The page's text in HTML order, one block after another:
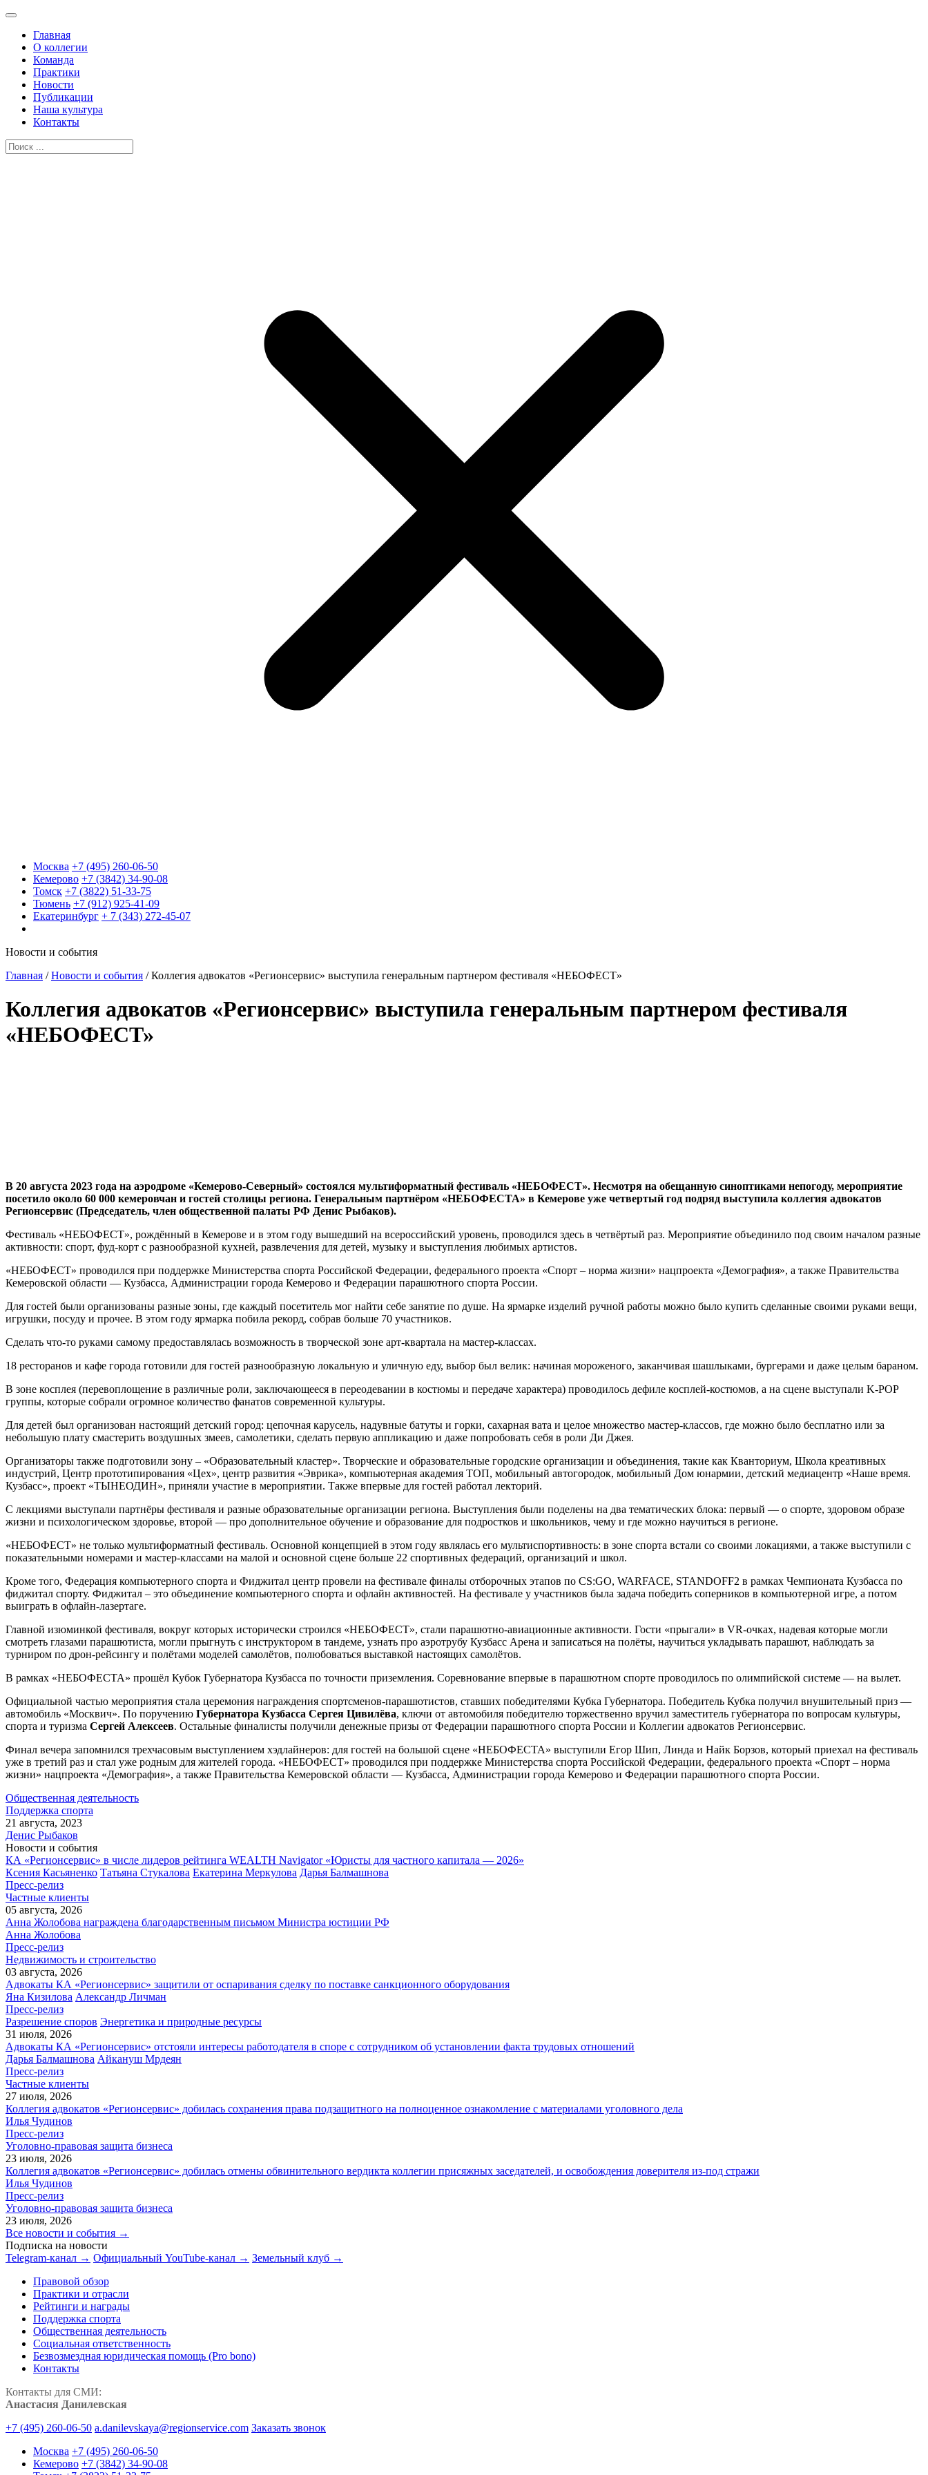
Главная
О коллегии
Команда
Практики
Новости
Публикации
Наша культура
Контакты
Москва +7 (495) 260-06-50
Кемерово +7 (3842) 34-90-08
Томск +7 (3822) 51-33-75
Тюмень +7 (912) 925-41-09
Екатеринбург + 7 (343) 272-45-07
Новости и события
Главная /Новости и события /Коллегия адвокатов «Регионсервис» выступила генеральным партнером фестиваля «НЕБОФЕСТ»
Коллегия адвокатов «Регионсервис» выступила генеральным партнером фестиваля
«НЕБОФЕСТ»
В 20 августа 2023 года на аэродроме «Кемерово-Северный» состоялся мультиформатный фестиваль «НЕБОФЕСТ». Несмотря на обещанную синоптиками непогоду, мероприятие
посетило около 60 000 кемеровчан и гостей столицы региона. Генеральным партнёром «НЕБОФЕСТА» в Кемерове уже четвертый год подряд выступила коллегия адвокатов
Регионсервис (Председатель, член общественной палаты РФ Денис Рыбаков).
Фестиваль «НЕБОФЕСТ», рождённый в Кемерове и в этом году вышедший на всероссийский уровень, проводился здесь в четвёртый раз. Мероприятие объединило под своим началом разные
активности: спорт, фуд-корт с разнообразной кухней, развлечения для детей, музыку и выступления любимых артистов.
«НЕБОФЕСТ» проводился при поддержке Министерства спорта Российской Федерации, федерального проекта «Спорт – норма жизни» нацпроекта «Демография», а также Правительства
Кемеровской области — Кузбасса, Администрации города Кемерово и Федерации парашютного спорта России.
Для гостей были организованы разные зоны, где каждый посетитель мог найти себе занятие по душе. На ярмарке изделий ручной работы можно было купить сделанные своими руками вещи,
игрушки, посуду и прочее. В этом году ярмарка побила рекорд, собрав больше 70 участников.
Сделать что-то руками самому предоставлялась возможность в творческой зоне арт-квартала на мастер-классах.
18 ресторанов и кафе города готовили для гостей разнообразную локальную и уличную еду, выбор был велик: начиная мороженого, заканчивая шашлыками, бургерами и даже целым бараном.
В зоне косплея (перевоплощение в различные роли, заключающееся в переодевании в костюмы и передаче характера) проводилось дефиле косплей-костюмов, а на сцене выступали K-POP
группы, которые собрали огромное количество фанатов современной культуры.
Для детей был организован настоящий детский город: цепочная карусель, надувные батуты и горки, сахарная вата и целое множество мастер-классов, где можно было бесплатно или за
небольшую плату смастерить воздушных змеев, самолетики, сделать первую аппликацию и даже попробовать себя в роли Ди Джея.
Организаторы также подготовили зону – «Образовательный кластер». Творческие и образовательные городские организации и объединения, такие как Кванториум, Школа креативных
индустрий, Центр прототипирования «Цех», центр развития «Эврика», компьютерная академия ТОП, мобильный автогородок, мобильный Дом юнармии, детский медиацентр «Наше время.
Кузбасс», проект «ТЫНЕОДИН», приняли участие в мероприятии. Также впервые для гостей работал лекторий.
С лекциями выступали партнёры фестиваля и разные образовательные организации региона. Выступления были поделены на два тематических блока: первый — о спорте, здоровом образе
жизни и психологическом здоровье, второй — про дополнительное обучение и образование для подростков и школьников, чему и где можно научиться в регионе.
«НЕБОФЕСТ» не только мультиформатный фестиваль. Основной концепцией в этом году являлась его мультиспортивность: в зоне спорта встали со своими локациями, а также выступили с
показательными номерами и мастер-классами на малой и основной сцене больше 22 спортивных федераций, организаций и школ.
Кроме того, Федерация компьютерного спорта и Фиджитал центр провели на фестивале финалы отборочных этапов по CS:GO, WARFACE, STANDOFF2 в рамках Чемпионата Кузбасса по
фиджитал спорту. Фиджитал – это объединение компьютерного спорта и офлайн активностей. На фестивале у участников была задача победить соперников в компьютерной игре, а потом
выиграть в офлайн-лазертаге.
Главной изюминкой фестиваля, вокруг которых исторически строился «НЕБОФЕСТ», стали парашютно-авиационные активности. Гости «прыгали» в VR-очках, надевая которые могли
смотреть глазами парашютиста, могли прыгнуть с инструктором в тандеме, узнать про аэротрубу Кузбасс Арена и записаться на полёты, научиться укладывать парашют, наблюдать за
турниром по дрон-рейсингу и полётами моделей самолётов, полюбоваться выставкой настоящих самолётов.
В рамках «НЕБОФЕСТА» прошёл Кубок Губернатора Кузбасса по точности приземления. Соревнование впервые в парашютном спорте проводилось по олимпийской системе — на вылет.
Официальной частью мероприятия стала церемония награждения спортсменов-парашютистов, ставших победителями Кубка Губернатора. Победитель Кубка получил внушительный приз —
автомобиль «Москвич». По поручению Губернатора Кузбасса Сергея Цивилёва, ключи от автомобиля победителю торжественно вручил заместитель губернатора по вопросам культуры,
спорта и туризма Сергей Алексеев. Остальные финалисты получили денежные призы от Федерации парашютного спорта России и Коллегии адвокатов Регионсервис.
Финал вечера запомнился трехчасовым выступлением хэдлайнеров: для гостей на большой сцене «НЕБОФЕСТА» выступили Егор Шип, Линда и Найк Борзов, который приехал на фестиваль
уже в третий раз и стал уже родным для жителей города. «НЕБОФЕСТ» проводился при поддержке Министерства спорта Российской Федерации, федерального проекта «Спорт – норма
жизни» нацпроекта «Демография», а также Правительства Кемеровской области — Кузбасса, Администрации города Кемерово и Федерации парашютного спорта России.
Общественная деятельность
Поддержка спорта
21 августа, 2023
Денис Рыбаков
Новости и события
КА «Регионсервис» в числе лидеров рейтинга WEALTH Navigator «Юристы для частного капитала — 2026»
Ксения Касьяненко Татьяна Стукалова Екатерина Меркулова Дарья Балмашнова
Пресс-релиз
Частные клиенты
05 августа, 2026
Анна Жолобова награждена благодарственным письмом Министра юстиции РФ
Анна Жолобова
Пресс-релиз
Недвижимость и строительство
03 августа, 2026
Адвокаты КА «Регионсервис» защитили от оспаривания сделку по поставке санкционного оборудования
Яна Кизилова Александр Личман
Пресс-релиз
Разрешение споров Энергетика и природные ресурсы
31 июля, 2026
Адвокаты КА «Регионсервис» отстояли интересы работодателя в споре с сотрудником об установлении факта трудовых отношений
Дарья Балмашнова Айкануш Мрдеян
Пресс-релиз
Частные клиенты
27 июля, 2026
Коллегия адвокатов «Регионсервис» добилась сохранения права подзащитного на полноценное ознакомление с материалами уголовного дела
Илья Чудинов
Пресс-релиз
Уголовно-правовая защита бизнеса
23 июля, 2026
Коллегия адвокатов «Регионсервис» добилась отмены обвинительного вердикта коллегии присяжных заседателей, и освобождения доверителя из-под стражи
Илья Чудинов
Пресс-релиз
Уголовно-правовая защита бизнеса
23 июля, 2026
Все новости и события →
Подписка на новости
Telegram-канал → Официальный YouTube-канал → Земельный клуб →
Правовой обзор
Практики и отрасли
Рейтинги и награды
Поддержка спорта
Общественная деятельность
Социальная ответственность
Безвозмездная юридическая помощь (Pro bono)
Контакты
Контакты для СМИ:
Анастасия Данилевская
+7 (495) 260-06-50 a.danilevskaya@regionservice.com Заказать звонок
Москва +7 (495) 260-06-50
Кемерово +7 (3842) 34-90-08